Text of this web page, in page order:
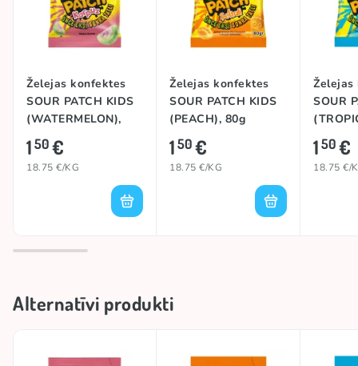
Želejas konfektes
SOUR PATCH KIDS
(WATERMELON),
80g
150€
18.75 €/KG
Želejas konfektes
SOUR PATCH KIDS
(PEACH), 80g
150€
18.75 €/KG
Želejas
SOUR
150€
18.75 €/
Alternatīvi produkti